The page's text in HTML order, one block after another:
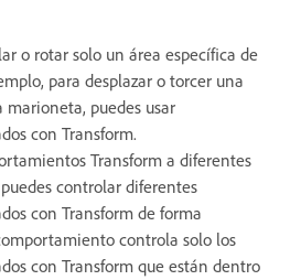
o rotar solo un área específica de
para desplazar o torcer una
puedes usar
con Transform.
Transform a diferentes
controlar diferentes
con Transform de forma
controla solo los
con Transform que están dentro